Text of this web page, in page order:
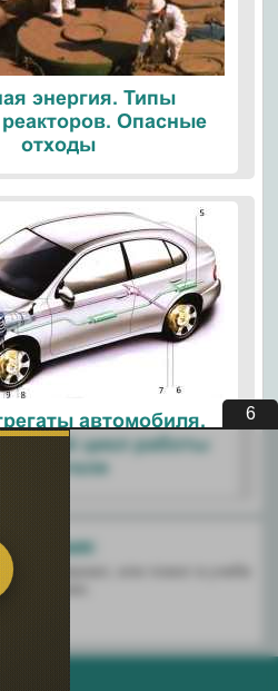
энергия. Типы
Опасные
отходы
автомобиля.
цикл работы
двигателя
материал, или помог в учебе
5